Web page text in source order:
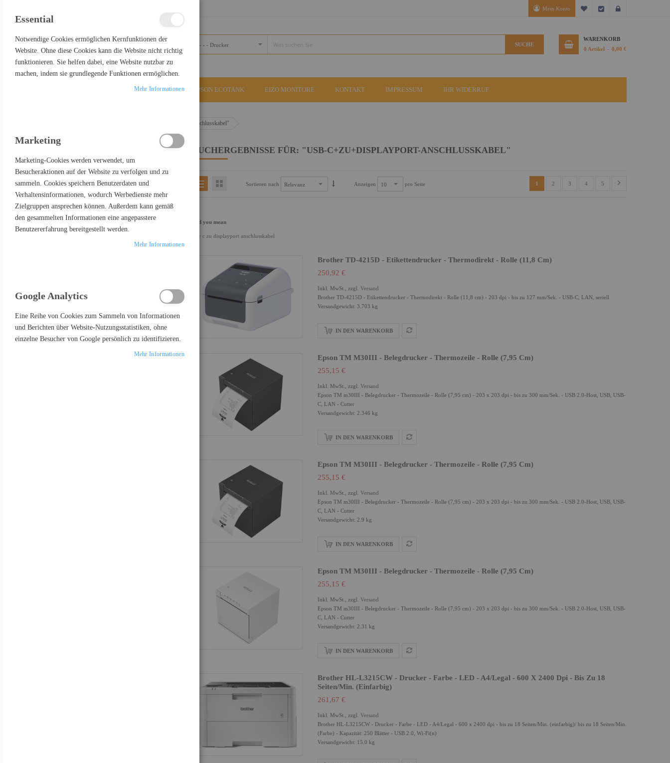
Mein Konto Mein Wunschzettel
Kasse
SUCHE
WARENKORB
0 Artikel 0,00 €
EPSON ECOTANK EIZO MONITORE KONTAKT IMPRESSUM IHR WIDERRUF
Suchergebnisse für: "USB-C+zu+DisplayPort-Anschlusskabel"
SUCHERGEBNISSE FÜR: "USB-C+ZU+DISPLAYPORT-ANSCHLUSSKABEL"
Sortieren nach Anzeigen pro Seite 1 2 3 4 5
Did you mean
usv c zu displayport anschlusskabel
Brother TD-4215D - Etikettendrucker - Thermodirekt - Rolle (11,8 Cm)
250,92 €
Inkl. MwSt., zzgl. Versand
Brother TD-4215D - Etikettendrucker - Thermodirekt - Rolle (11,8 cm) - 203 dpi - bis zu 127 mm/Sek. - USB-C, LAN, seriell
Versandgewicht: 3.703 kg
IN DEN WARENKORB
Epson TM M30III - Belegdrucker - Thermozeile - Rolle (7,95 Cm)
255,15 €
Inkl. MwSt., zzgl. Versand
Epson TM m30III - Belegdrucker - Thermozeile - Rolle (7,95 cm) - 203 x 203 dpi - bis zu 300 mm/Sek. - USB 2.0-Host, USB, USB-
C, LAN - Cutter
Versandgewicht: 2.346 kg
IN DEN WARENKORB
Epson TM M30III - Belegdrucker - Thermozeile - Rolle (7,95 Cm)
255,15 €
Inkl. MwSt., zzgl. Versand
Epson TM m30III - Belegdrucker - Thermozeile - Rolle (7,95 cm) - 203 x 203 dpi - bis zu 300 mm/Sek. - USB 2.0-Host, USB, USB-
C, LAN - Cutter
Versandgewicht: 2.9 kg
IN DEN WARENKORB
Epson TM M30III - Belegdrucker - Thermozeile - Rolle (7,95 Cm)
255,15 €
Inkl. MwSt., zzgl. Versand
Epson TM m30III - Belegdrucker - Thermozeile - Rolle (7,95 cm) - 203 x 203 dpi - bis zu 300 mm/Sek. - USB 2.0-Host, USB, USB-
C, LAN - Cutter
Versandgewicht: 2.31 kg
IN DEN WARENKORB
Brother HL-L3215CW - Drucker - Farbe - LED - A4/Legal - 600 X 2400 Dpi - Bis Zu 18
Seiten/Min. (einfarbig)
261,67 €
Inkl. MwSt., zzgl. Versand
Brother HL-L3215CW - Drucker - Farbe - LED - A4/Legal - 600 x 2400 dpi - bis zu 18 Seiten/Min. (einfarbig)/ bis zu 18 Seiten/Min.
(Farbe) - Kapazität: 250 Blätter - USB 2.0, Wi-Fi(n)
Versandgewicht: 15.0 kg
EINKAUFEN NACH
Kategorie Drucker
PRODUKTE VERGLEICHEN
Sie haben keine Artikel in Ihrer Vergleichsliste
Essential
Notwendige Cookies ermöglichen Kernfunktionen der
Website. Ohne diese Cookies kann die Website nicht richtig
funktionieren. Sie helfen dabei, eine Website nutzbar zu
machen, indem sie grundlegende Funktionen ermöglichen.
Mehr Informationen
Marketing
Marketing-Cookies werden verwendet, um
Besucheraktionen auf der Website zu verfolgen und zu
sammeln. Cookies speichern Benutzerdaten und
Verhaltensinformationen, wodurch Werbedienste mehr
Zielgruppen ansprechen können. Außerdem kann gemäß
den gesammelten Informationen eine angepasstere
Benutzererfahrung bereitgestellt werden.
Mehr Informationen
Google Analytics
Eine Reihe von Cookies zum Sammeln von Informationen
und Berichten über Website-Nutzungsstatistiken, ohne
einzelne Besucher von Google persönlich zu identifizieren.
Mehr Informationen